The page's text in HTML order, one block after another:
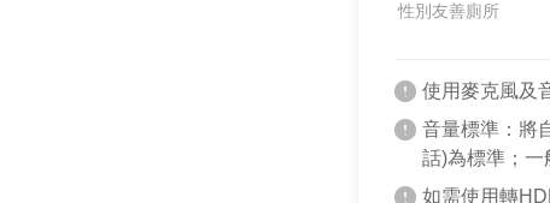
性別友善廁所
使用麥克風及
音量標準：將
話)為標準；一
如需使用轉